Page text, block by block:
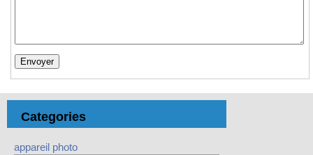
Categories
appareil photo